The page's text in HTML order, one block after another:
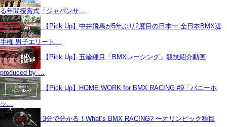
る年間授賞式「ジャパンサ…
【Pick Up】中井飛馬が5年ぶり2度目の日本一 全日本BMX選
手権 男子エリート…
【Pick Up】五輪種目「BMXレーシング」競技紹介動画
produced by …
【Pick Up】HOME WORK for BMX RACING #9「バニーホ
ッ…
3分で分かる！What’s BMX RACING? 〜オリンピック種目